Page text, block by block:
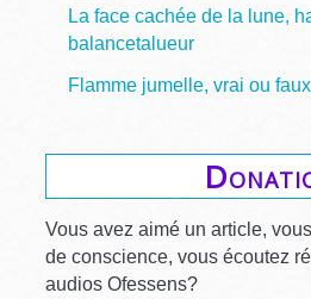
La face cachée de la lune,
balancetalueur
Flamme jumelle, vrai ou
Vous avez aimé un article,
de conscience, vous écoutez
audios Ofessens?